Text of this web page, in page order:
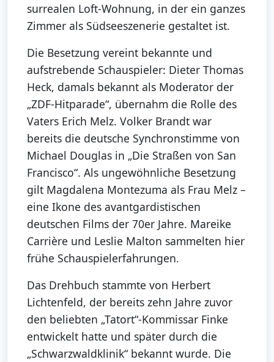
surrealen Loft-Wohnung, in der ein ganzes
Zimmer als Südseeszenerie gestaltet ist.
Die Besetzung vereint bekannte und
aufstrebende Schauspieler: Dieter Thomas
Heck, damals bekannt als Moderator der
„ZDF-Hitparade“, übernahm die Rolle des
Vaters Erich Melz. Volker Brandt war
bereits die deutsche Synchronstimme von
Michael Douglas in „Die Straßen von San
Francisco“. Als ungewöhnliche Besetzung
gilt Magdalena Montezuma als Frau Melz –
eine Ikone des avantgardistischen
deutschen Films der 70er Jahre. Mareike
Carrière und Leslie Malton sammelten hier
frühe Schauspielerfahrungen.
Das Drehbuch stammte von Herbert
Lichtenfeld, der bereits zehn Jahre zuvor
den beliebten „Tatort“-Kommissar Finke
entwickelt hatte und später durch die
„Schwarzwaldklinik“ bekannt wurde. Die